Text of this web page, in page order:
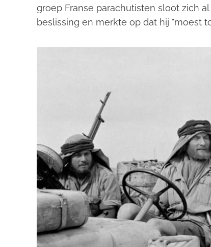
groep Franse parachutisten sloot zich
beslissing en merkte op dat hij "moest